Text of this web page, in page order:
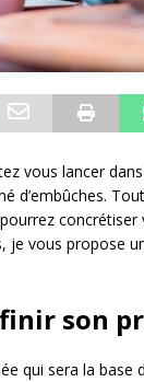
vous lancer
d’embûches.
je vous propose
son
qui sera la